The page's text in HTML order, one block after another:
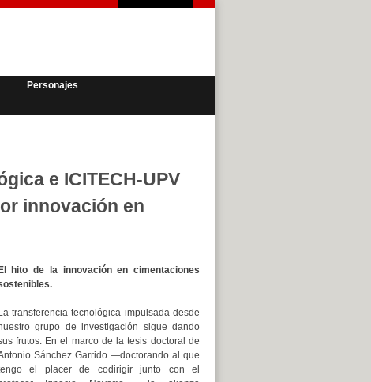
Personajes
e ICITECH-UPV
innovación en
El hito de la innovación en cimentaciones
La transferencia tecnológica impulsada desde
grupo de investigación sigue dando
frutos. En el marco de la tesis doctoral de
Sánchez Garrido —doctorando al que
el placer de codirigir junto con el